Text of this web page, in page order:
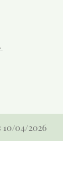
04/2026